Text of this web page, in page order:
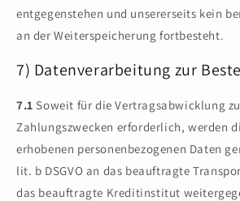
entgegenstehen und unsererseits kein
an der Weiterspeicherung fortbesteht.
7) Datenverarbeitung zur
7.1 Soweit für die Vertragsabwicklung
Zahlungszwecken erforderlich, werden
erhobenen personenbezogenen Daten
lit. b DSGVO an das beauftragte
das beauftragte Kreditinstitut